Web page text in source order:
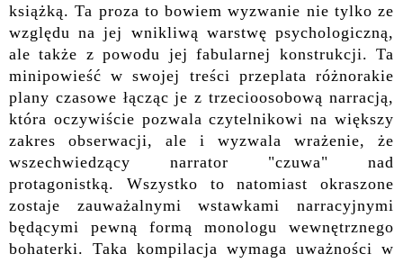
książką. Ta proza to bowiem wyzwanie nie tylko ze
względu na jej wnikliwą warstwę psychologiczną,
ale także z powodu jej fabularnej konstrukcji. Ta
minipowieść w swojej treści przeplata różnorakie
plany czasowe łącząc je z trzecioosobową narracją,
która oczywiście pozwala czytelnikowi na większy
zakres obserwacji, ale i wyzwala wrażenie, że
wszechwiedzący narrator "czuwa" nad
protagonistką. Wszystko to natomiast okraszone
zostaje zauważalnymi wstawkami narracyjnymi
będącymi pewną formą monologu wewnętrznego
bohaterki. Taka kompilacja wymaga uważności w